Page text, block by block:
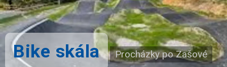
Bike skála Procházky po Zašové